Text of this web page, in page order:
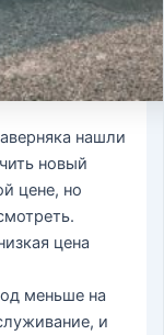
нашли
новый
цене, но
цена
меньше на
и